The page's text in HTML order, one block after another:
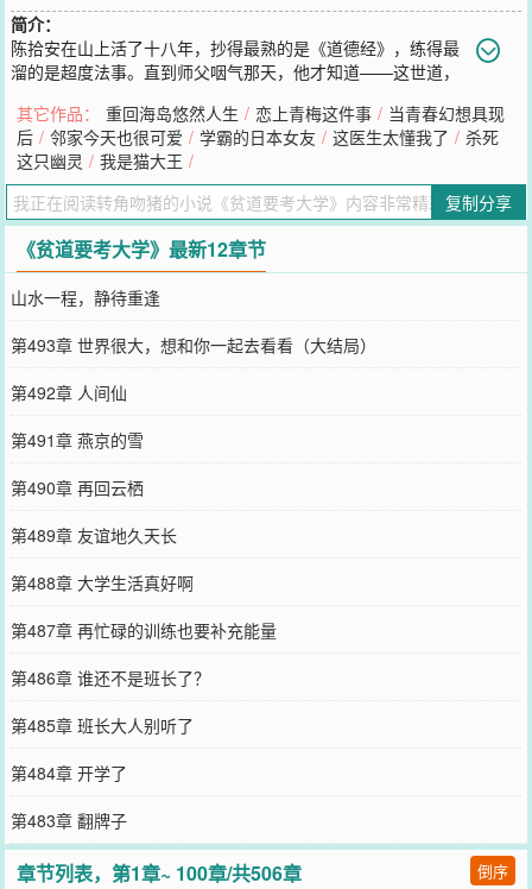
简介：
陈拾安在山上活了十八年，抄得最熟的是《道德经》，练得最
溜的是超度法事。直到师父咽气那天，他才知道——这世道，
啊……还能怎？收拾收拾行李，下山游历，顺道考个大学去呗！——
关键词：人间游历、日常、读书、悠闲、青春
您要是觉得《贫道要考大学
微信里的朋友推荐哦！
其它作品： 重回海岛悠然人生 / 恋上青梅这件事 / 当青春幻想具现
后 / 邻家今天也很可爱 / 学霸的日本女友 / 这医生太懂我了 / 杀死
这只幽灵 / 我是猫大王 /
复制分享
《贫道要考大学》最新12章节
山水一程，静待重逢
第493章 世界很大，想和你一起去看看（大结局）
第492章 人间仙
第491章 燕京的雪
第490章 再回云栖
第489章 友谊地久天长
第488章 大学生活真好啊
第487章 再忙碌的训练也要补充能量
第486章 谁还不是班长了？
第485章 班长大人别听了
第484章 开学了
第483章 翻牌子
章节列表，第1章~ 100章/共506章 倒序